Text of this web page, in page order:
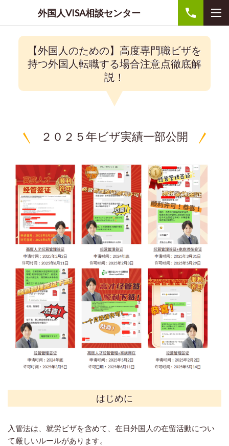
外国人VISA相談センター
【外国人のための】高度専門職ビザを
持つ外国人転職する場合注意点徹底解
説！
２０２５年ビザ実績一部公開
はじめに
入管法は、就労ビザを含めて、 在日外国人の在留活動につい
て厳しいルールがあります。